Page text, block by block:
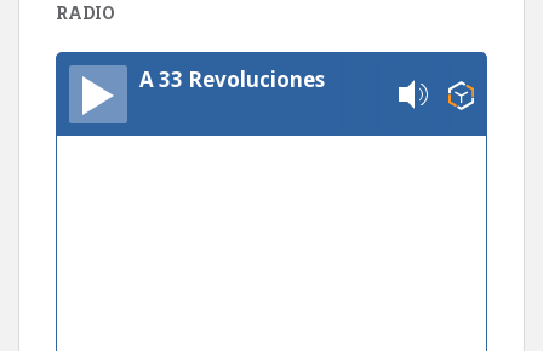
RADIO
A 33 Revoluciones